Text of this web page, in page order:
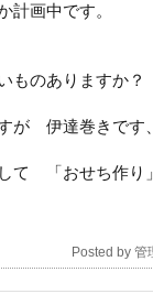
計画中です。
ものありますか？
が 伊達巻きです
て 「おせち作
Posted by